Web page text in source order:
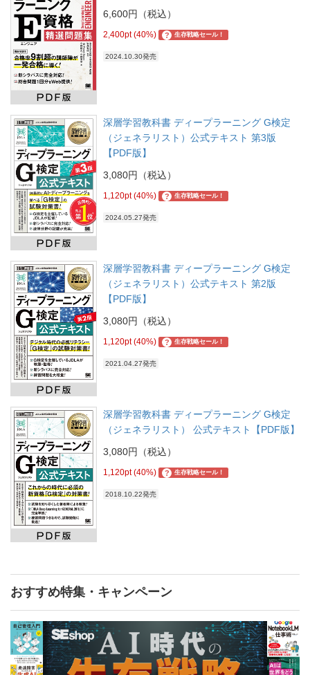
6,600円（税込）
2,400pt (40%) ? 生存戦略セール！
2024.10.30発売
深層学習教科書 ディープラーニング G検定
（ジェネラリスト）公式テキスト 第3版
【PDF版】
3,080円（税込）
1,120pt (40%) ? 生存戦略セール！
2024.05.27発売
深層学習教科書 ディープラーニング G検定
（ジェネラリスト）公式テキスト 第2版
【PDF版】
3,080円（税込）
1,120pt (40%) ? 生存戦略セール！
2021.04.27発売
深層学習教科書 ディープラーニング G検定
（ジェネラリスト） 公式テキスト【PDF版】
3,080円（税込）
1,120pt (40%) ? 生存戦略セール！
2018.10.22発売
おすすめ特集・キャンペーン